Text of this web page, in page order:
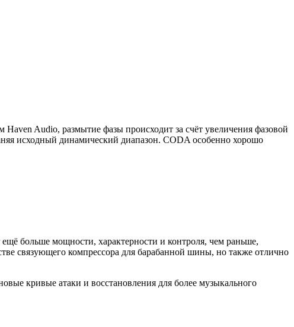
Audio, размытие фазы происходит за счёт увеличения фазовой
исходный динамический диапазон. CODA особенно хорошо
больше мощности, характерности и контроля, чем раньше,
связующего компрессора для барабанной шины, но также отлично
кривые атаки и восстановления для более музыкального